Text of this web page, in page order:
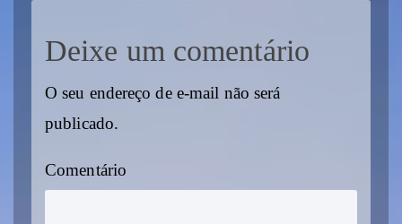
Deixe um comentário
O seu endereço de e-mail não será
publicado.
Comentário